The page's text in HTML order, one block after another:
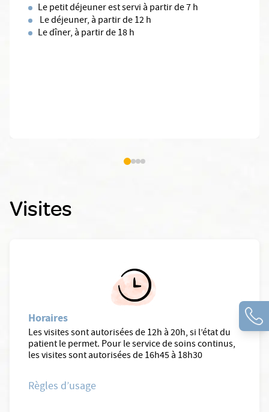
Le petit déjeuner est servi à partir de 7 h
Le déjeuner, à partir de 12 h
Le dîner, à partir de 18 h
Visites
Horaires
Les visites sont autorisées de 12h à 20h, si l’état du
patient le permet. Pour le service de soins continus,
les visites sont autorisées de 16h45 à 18h30
Règles d’usage